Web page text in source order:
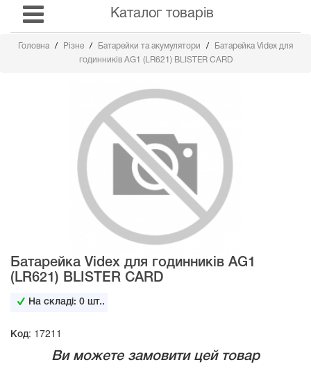
Каталог товарів
Головна Різне Батарейки та акумулятори
Батарейка Videx для
годинників AG1 (LR621) BLISTER CARD
Батарейка Videx для годинників AG1
(LR621) BLISTER CARD
На складі:0 шт..
Код: 17211
Ви можете замовити цей товар